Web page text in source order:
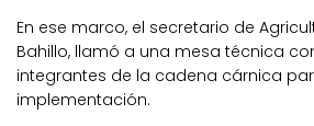
En ese marco, el secretario de
Bahillo, llamó a una mesa técnica
integrantes de la cadena cárnica
implementación.